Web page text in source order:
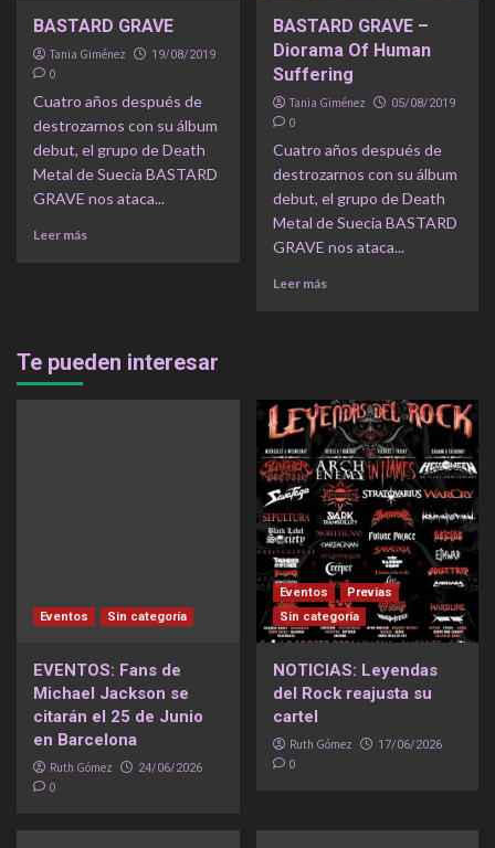
BASTARD GRAVE
Tania Giménez 19/08/2019
0
Cuatro años después de
destrozarnos con su álbum
debut, el grupo de Death
Metal de Suecia BASTARD
GRAVE nos ataca...
Leer más
BASTARD GRAVE –
Diorama Of Human
Suffering
Tania Giménez 05/08/2019
0
Cuatro años después de
destrozarnos con su álbum
debut, el grupo de Death
Metal de Suecia BASTARD
GRAVE nos ataca...
Leer más
Te pueden interesar
Eventos Sin categoría
EVENTOS: Fans de
Michael Jackson se
citarán el 25 de Junio
en Barcelona
Ruth Gómez 24/06/2026
0
Eventos
Previas
Sin categoría
NOTICIAS: Leyendas
del Rock reajusta su
cartel
Ruth Gómez 17/06/2026
0